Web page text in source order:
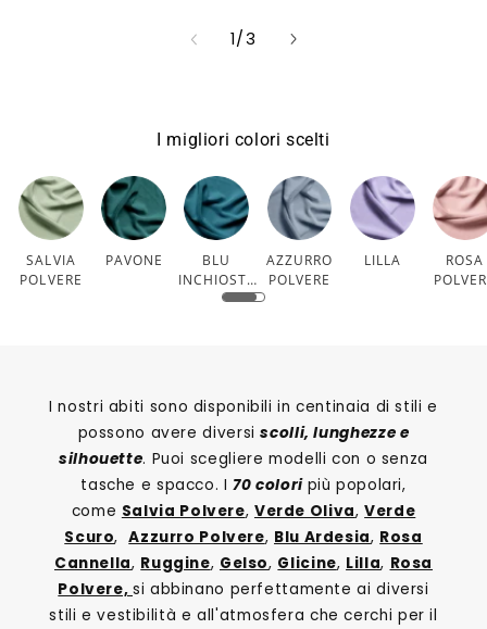
1/
su3
I migliori colori scelti
SALVIA
POLVERE
PAVONE
BLU
INCHIOSTR
O
AZZURRO
POLVERE
LILLA
ROSA
I nostri abiti sono disponibili in centinaia di stili e
possono avere diversiscolli, lunghezze e
silhouette. Puoi scegliere modelli con o senza
tasche e spacco. I70 colori più popolari,
come Salvia Polvere, Verde Oliva,Verde
Scuro,Azzurro Polvere, Blu Ardesia, Rosa
Cannella, Ruggine, Gelso, Glicine, Lilla, Rosa
Polvere, si abbinano perfettamente ai diversi
stili e vestibilità e all'atmosfera che cerchi per il